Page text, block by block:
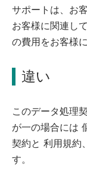
サポートは、お
お客様に関連し
の費用をお客様
違い
このデータ処理
が一の場合には
契約と 利用規約
す。